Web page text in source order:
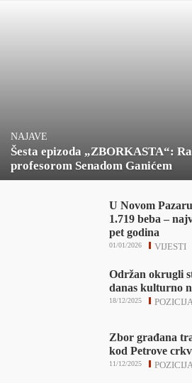
NAJAVE
Šesta epizoda „ZBORKASTA“:
profesorom Senadom Ganićem
U Novom
1.719 beba –
pet godina
VIJESTI
01/01/2026
Održan okrugli
danas kulturno
18/12/2025
Zbor građana
kod Petrove
11/12/2025